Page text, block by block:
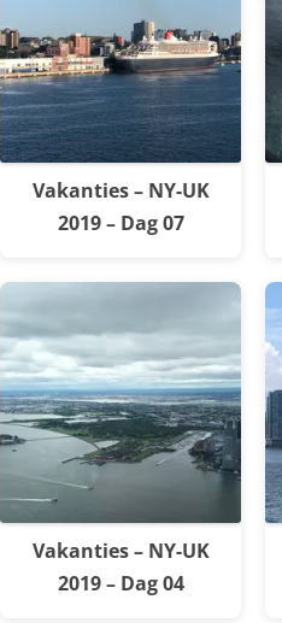
Vakanties – NY-UK
2019 – Dag 07
Vakanties – NY-UK
2019 – Dag 04